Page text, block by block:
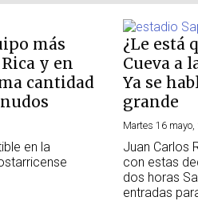
más
y en
cantidad
en la
¿Le está
Cueva a
Ya se
grande
Martes 16 mayo,
Juan Carlos
con estas
dos horas
entradas